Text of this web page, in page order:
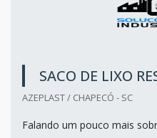
SACO DE LIXO
AZEPLAST / CHAPECÓ - SC
Falando um pouco mais